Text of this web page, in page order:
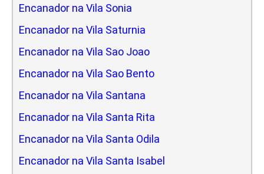
Encanador na Vila Sonia
Encanador na Vila Saturnia
Encanador na Vila Sao Joao
Encanador na Vila Sao Bento
Encanador na Vila Santana
Encanador na Vila Santa Rita
Encanador na Vila Santa Odila
Encanador na Vila Santa Isabel